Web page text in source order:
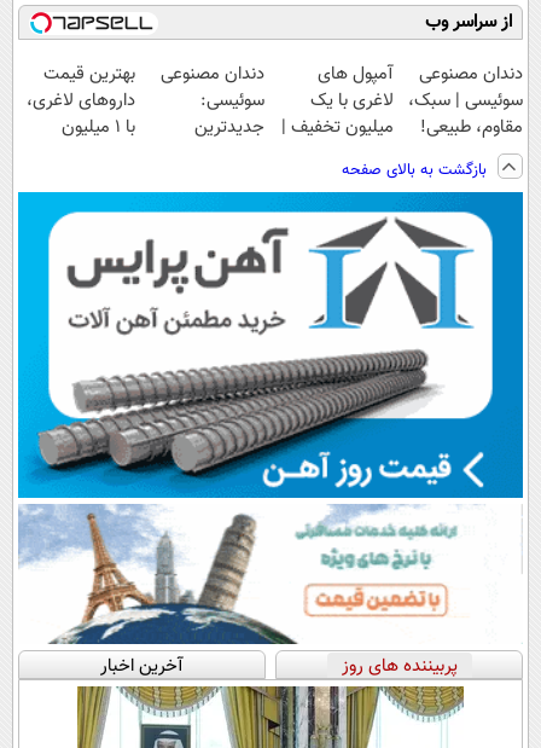
از سراسر وب
دندان مصنوعی
سوئیسی | سبک،
مقاوم، طبیعی!
ویزیت
رایگان+پرداخت
اقساطی😍
آمپول های
لاغری با یک
میلیون تخفیف |
داروخانه های
معتبر
دندان مصنوعی
سوئیسی:
جدیدترین
پرداخت قسطی
بهترین قیمت
داروهای لاغری،
با ۱ میلیون
بازگشت به بالای صفحه
پربیننده های روز آخرین اخبار